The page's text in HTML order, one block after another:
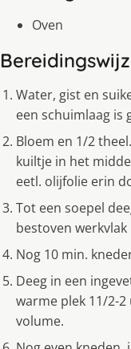
Oven
Water, gist en
een schuimlaag is
Bloem en 1/2
kuiltje in het
eetl. olijfolie erin
Tot een soepel
bestoven werkvlak
Nog 10 min.
Deeg in een
warme plek 11/2-
volume.